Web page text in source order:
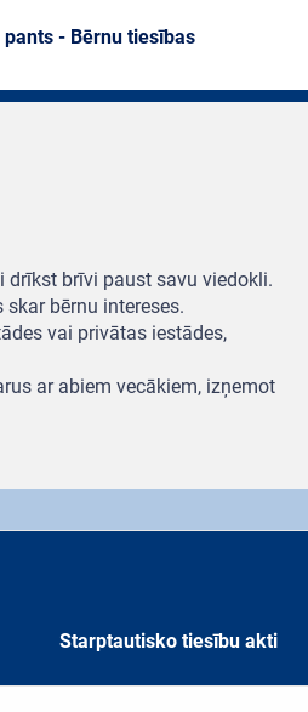
pants - Bērnu tiesības
drīkst brīvi paust savu viedokli.
bērnu intereses.
vai privātas iestādes,
ar abiem vecākiem, izņemot
Starptautisko tiesību akti